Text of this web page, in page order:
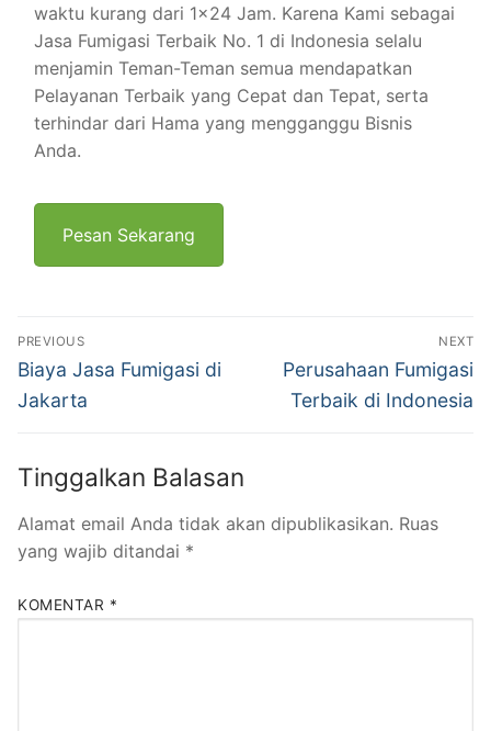
waktu kurang dari 1×24 Jam. Karena Kami sebagai
Jasa Fumigasi Terbaik No. 1 di Indonesia selalu
menjamin Teman-Teman semua mendapatkan
Pelayanan Terbaik yang Cepat dan Tepat, serta
terhindar dari Hama yang mengganggu Bisnis
Anda.
Pesan Sekarang
Navigasi
pos
PREVIOUS
Previous
post:
Biaya Jasa Fumigasi di
Jakarta
NEXT
Next
post:
Perusahaan Fumigasi
Terbaik di Indonesia
Tinggalkan Balasan
Alamat email Anda tidak akan dipublikasikan. Ruas
yang wajib ditandai *
KOMENTAR *